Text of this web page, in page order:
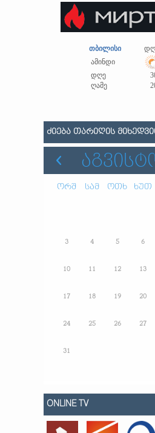
თბილისი
ამინდი
დღე
ღამე
ᲫᲘᲔᲑᲐ ᲗᲐᲠᲘᲦᲘᲡ
ორშ სამ ოთხ ხუთ
3 4 5 6
10 11 12 13
17 18 19 20
24 25 26 27
31
ONLINE TV